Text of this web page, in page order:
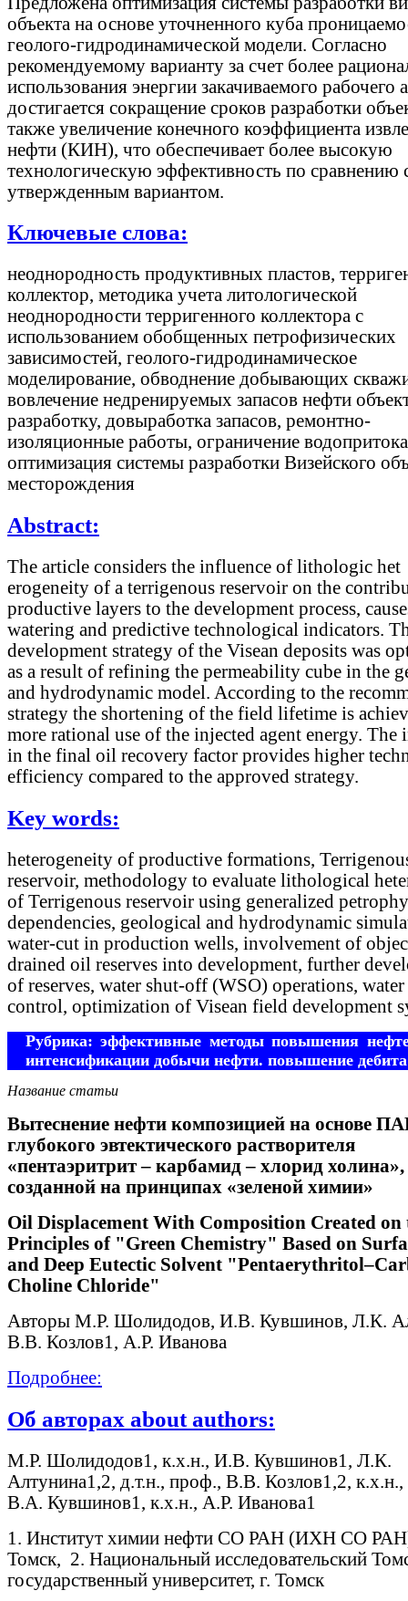
объекта на основе уточненного куба
геолого-гидродинамической модели. Согласно
рекомендуемому варианту за счет более
использования энергии закачиваемого рабочего
достигается сокращение сроков разработки
также увеличение конечного коэффициента
нефти (КИН), что обеспечивает более высокую
технологическую эффективность по сравнению
утвержденным вариантом.
Ключевые слова:
неоднородность продуктивных пластов,
коллектор, методика учета литологической
неоднородности терригенного коллектора с
использованием обобщенных петрофизических
зависимостей, геолого-гидродинамическое
моделирование, обводнение добывающих
вовлечение недренируемых запасов нефти
разработку, довыработка запасов, ремонтно-
изоляционные работы, ограничение
оптимизация системы разработки Визейского
месторождения
Abstract:
The article considers the influence of lithologic het
erogeneity of a terrigenous reservoir on the
productive layers to the development process,
watering and predictive technological indicators.
development strategy of the Visean deposits was
as a result of refining the permeability cube in the
and hydrodynamic model. According to the
strategy the shortening of the field lifetime is
more rational use of the injected agent energy. The
in the final oil recovery factor provides higher
efficiency compared to the approved strategy.
Key words:
heterogeneity of productive formations,
reservoir, methodology to evaluate lithological
of Terrigenous reservoir using generalized
dependencies, geological and hydrodynamic
water-cut in production wells, involvement of
drained oil reserves into development, further
of reserves, water shut-off (WSO) operations,
control, optimization of Visean field development
Рубрика: эффективные методы повышения
интенсификации добычи нефти. повышение
Название статьи
Вытеснение нефти композицией на основе
глубокого эвтектического растворителя
«пентаэритрит – карбамид – хлорид холина»,
созданной на принципах «зеленой химии»
Oil Displacement With Composition Created on
Principles of "Green Chemistry" Based on
and Deep Eutectic Solvent
Choline Chloride"
Авторы М.Р. Шолидодов, И.В. Кувшинов, Л.К.
В.В. Козлов1, А.Р. Иванова
Подробнее:
Об авторах about authors:
М.Р. Шолидодов1, к.х.н., И.В. Кувшинов1, Л.К.
Алтунина1,2, д.т.н., проф., В.В. Козлов1,2, к.х.н.,
В.А. Кувшинов1, к.х.н., А.Р. Иванова1
1. Институт химии нефти СО РАН (ИХН СО
Томск, 2. Национальный исследовательский
государственный университет, г. Томск